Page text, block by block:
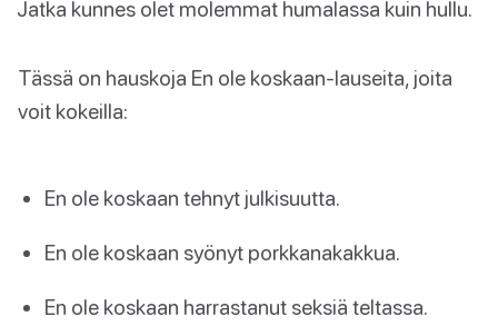
Jatka kunnes olet molemmat humalassa kuin hullu.
Tässä on hauskoja En ole koskaan-lauseita, joita
voit kokeilla:
En ole koskaan tehnyt julkisuutta.
En ole koskaan syönyt porkkanakakkua.
En ole koskaan harrastanut seksiä teltassa.